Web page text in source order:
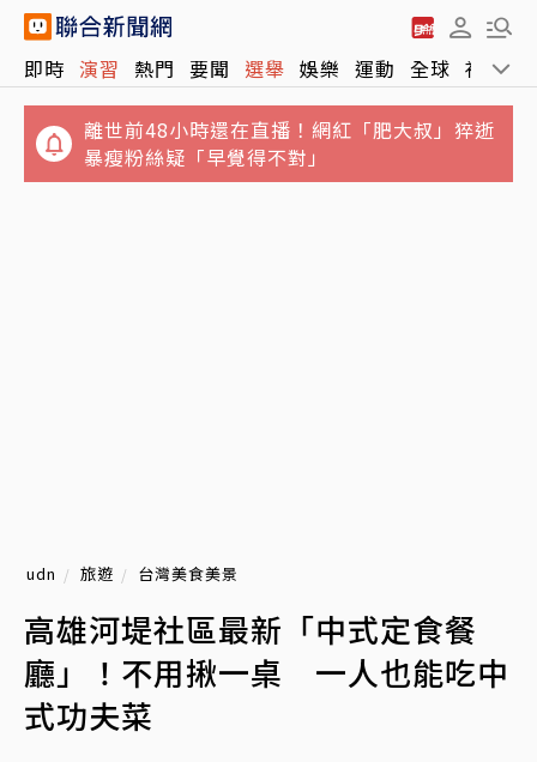
即時 演習 熱門 要聞 選舉 娛樂 運動 全球 社會
離世前48小時還在直播！網紅「肥大叔」猝逝
暴瘦粉絲疑「早覺得不對」
udn 旅遊 台灣美食美景
高雄河堤社區最新「中式定食餐
廳」！不用揪一桌 一人也能吃中
式功夫菜